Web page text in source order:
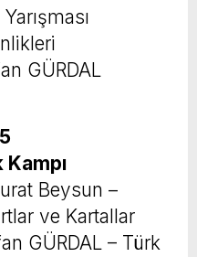
GÜRDAL
Kampı
Beysun –
ve Kartallar
GÜRDAL – Türk